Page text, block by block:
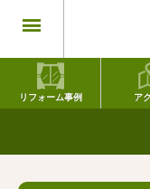
リフォーム事例 ア